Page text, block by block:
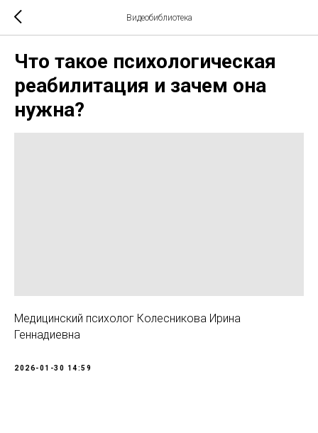
Видеобиблиотека
Что такое психологическая
реабилитация и зачем она
нужна?
Медицинский психолог Колесникова Ирина
Геннадиевна
2026-01-30 14:59